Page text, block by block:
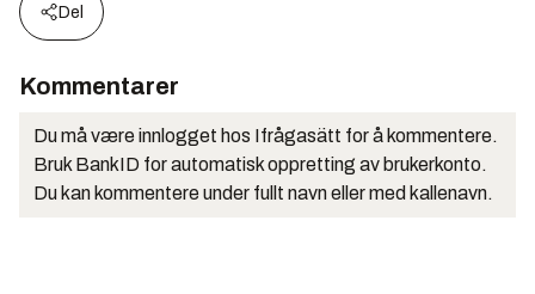
Del
Kommentarer
Du må være innlogget hos Ifrågasätt for å kommentere.
Bruk BankID for automatisk oppretting av brukerkonto.
Du kan kommentere under fullt navn eller med kallenavn.